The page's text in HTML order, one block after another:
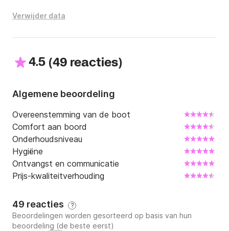
Verwijder data
4.5 (49 reacties)
Algemene beoordeling
Overeenstemming van de boot
Comfort aan boord
Onderhoudsniveau
Hygiëne
Ontvangst en communicatie
Prijs-kwaliteitverhouding
49 reacties ?
Beoordelingen worden gesorteerd op basis van hun
beoordeling (de beste eerst)